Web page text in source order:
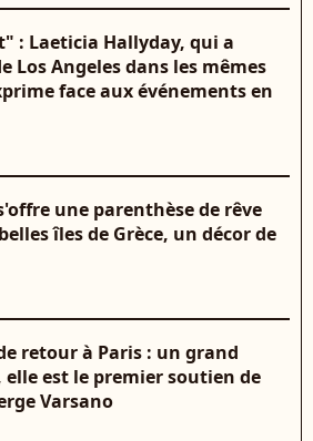
: Laeticia Hallyday, qui a
Los Angeles dans les mêmes
face aux événements en
une parenthèse de rêve
îles de Grèce, un décor de
retour à Paris : un grand
est le premier soutien de
Varsano